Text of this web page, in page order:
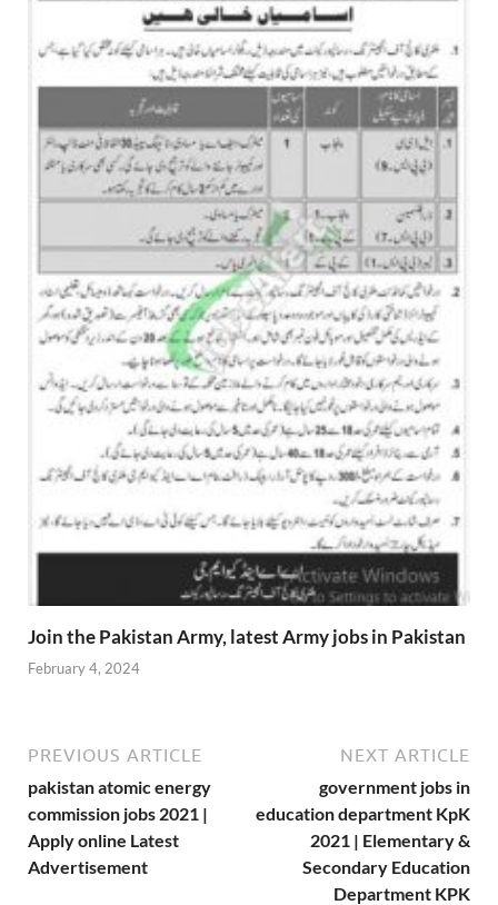
Join the Pakistan Army, latest Army jobs in Pakistan
February 4, 2024
PREVIOUS ARTICLE
pakistan atomic energy
commission jobs 2021 |
Apply online Latest
Advertisement
NEXT ARTICLE
government jobs in
education department KpK
2021 | Elementary &
Secondary Education
Department KPK